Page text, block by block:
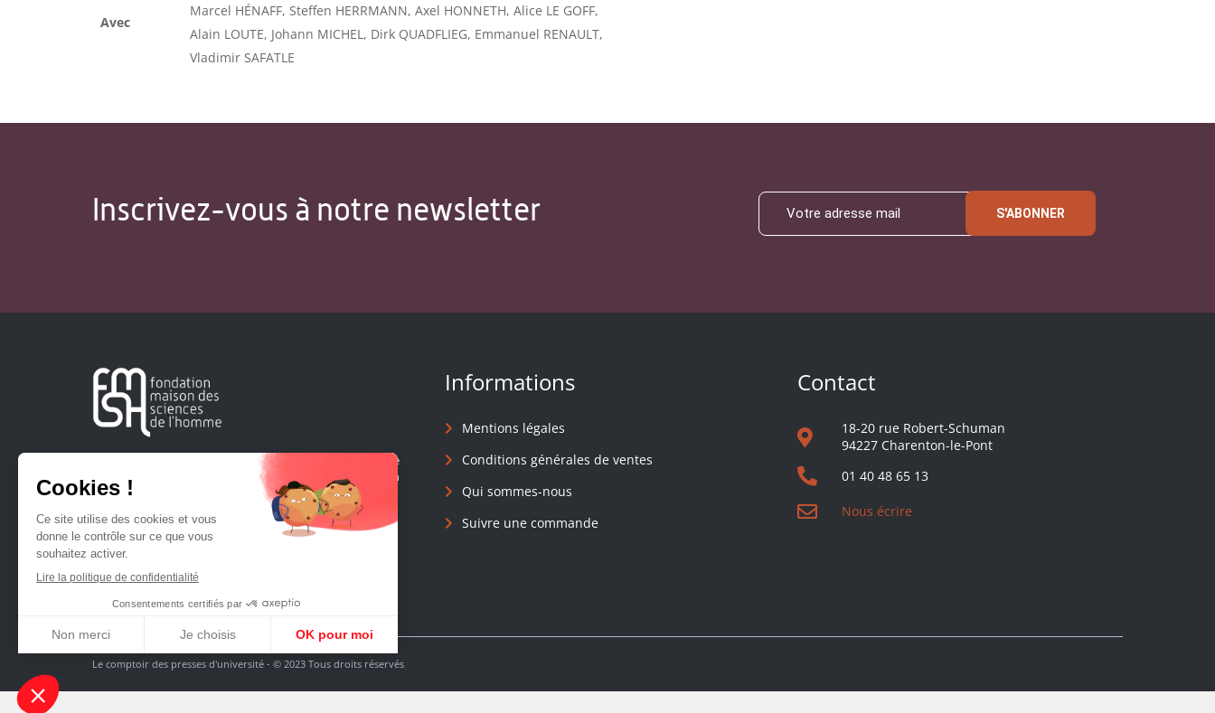
Avec
Marcel HÉNAFF, Steffen HERRMANN, Axel HONNETH, Alice LE GOFF,
Alain LOUTE, Johann MICHEL, Dirk QUADFLIEG, Emmanuel RENAULT,
Vladimir SAFATLE
Inscrivez-vous à notre newsletter S'ABONNER
Créée en 1963, la Fondation Maison Sciences de l'Homme
soutient la recherche et la diffusion des connaissances en
sciences humaines et sociales.
Informations
Mentions légales
Conditions générales de ventes
Qui sommes-nous
Suivre une commande
Contact
18-20 rue Robert-Schuman
94227 Charenton-le-Pont
01 40 48 65 13
Nous écrire
Le comptoir des presses d'université - © 2023 Tous droits réservés